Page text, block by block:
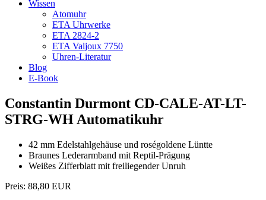
Wissen
Atomuhr
ETA Uhrwerke
ETA 2824-2
ETA Valjoux 7750
Uhren-Literatur
Blog
E-Book
Constantin Durmont CD-CALE-AT-LT-
STRG-WH Automatikuhr
42 mm Edelstahlgehäuse und roségoldene Lüntte
Braunes Lederarmband mit Reptil-Prägung
Weißes Zifferblatt mit freiliegender Unruh
Preis: 88,80 EUR